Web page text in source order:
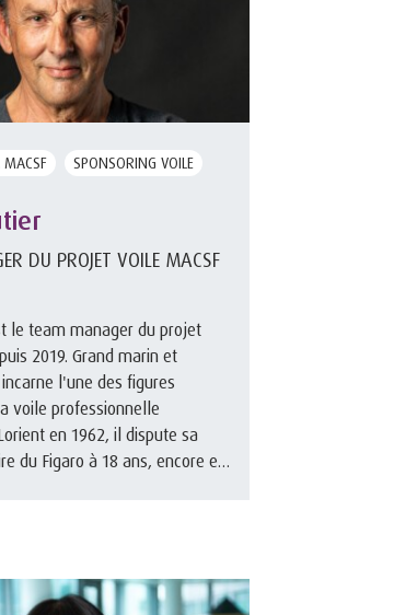
SPONSORING VOILE
DU PROJET VOILE MACSF
le team manager du projet
2019. Grand marin et
l'une des figures
voile professionnelle
en 1962, il dispute sa
du Figaro à 18 ans, encore en